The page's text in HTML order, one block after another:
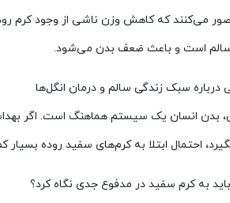
تصور می‌کنند که کاهش وزن ناشی از وجود
است و باعث ضعف بدن می‌شود.
سبک زندگی سالم و درمان انگل‌ها
بدن انسان یک سیستم هماهنگ است. اگر
احتمال ابتلا به کرم‌های سفید روده بسیار
به کرم سفید در مدفوع جدی نگاه کرد؟